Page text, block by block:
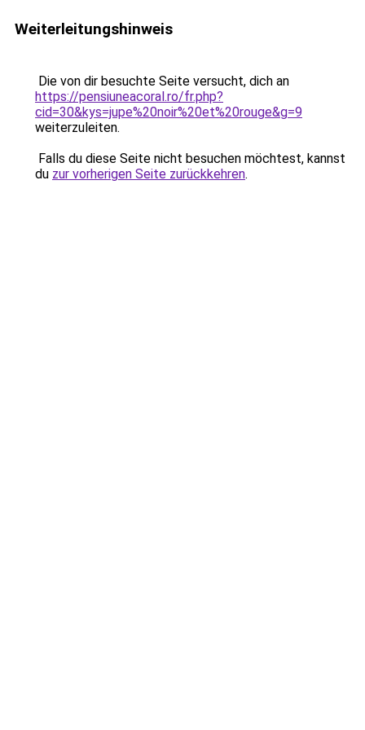
Weiterleitungshinweis
Die von dir besuchte Seite versucht, dich an
https://pensiuneacoral.ro/fr.php?
cid=30&kys=jupe%20noir%20et%20rouge&g=9
weiterzuleiten.
Falls du diese Seite nicht besuchen möchtest, kannst
du zur vorherigen Seite zurückkehren.